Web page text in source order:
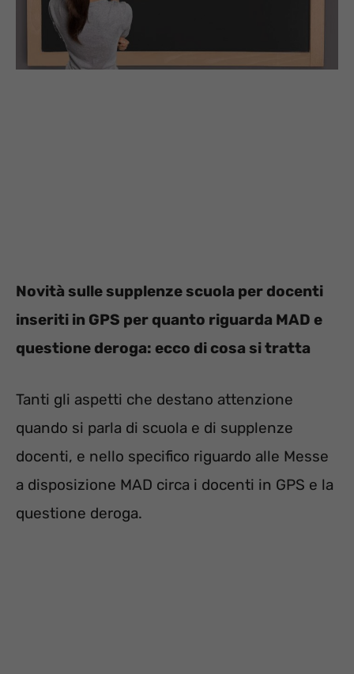
Novità sulle supplenze scuola per docenti
inseriti in GPS per quanto riguarda MAD e
questione deroga: ecco di cosa si tratta
Tanti gli aspetti che destano attenzione
quando si parla di scuola e di supplenze
docenti, e nello specifico riguardo alle Messe
a disposizione MAD circa i docenti in GPS e la
questione deroga.